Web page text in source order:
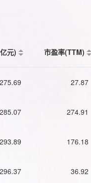
元) 市盈率(TTM)
275.69 27.87
285.07 274.91
293.89 176.18
296.37 36.92